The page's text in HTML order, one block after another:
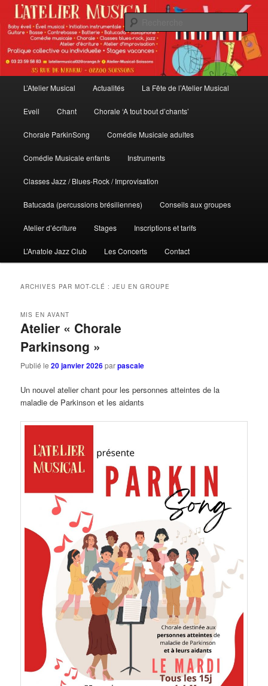
Aller
contenu
Aller
contenu
secondaire
L'Atelier Musical
L’Atelier Musical Actualités La Fête de l’Atelier Musical
Eveil Chant Chorale ‘A tout bout d’chants’
Chorale ParkinSong Comédie Musicale adultes
Comédie Musicale enfants Instruments
Classes Jazz / Blues-Rock / Improvisation
Batucada (percussions brésiliennes) Conseils aux groupes
Atelier d’écriture Stages Inscriptions et tarifs
L’Anatole Jazz Club Les Concerts Contact
ARCHIVES PAR MOT-CLÉ :JEU EN GROUPE
Atelier « Chorale
Parkinsong »
MIS EN AVANT
Publié le20 janvier 2026parpascale
Un nouvel atelier chant pour les personnes atteintes de la
maladie de Parkinson et les aidants